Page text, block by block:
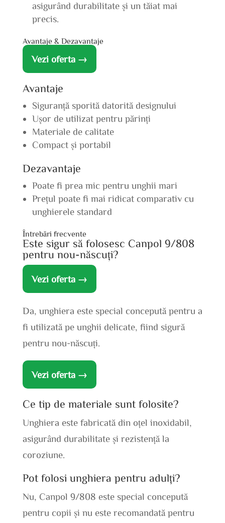
asigurând durabilitate și un tăiat mai
precis.
Avantaje & Dezavantaje
Vezi oferta →
Avantaje
Siguranță sporită datorită designului
Ușor de utilizat pentru părinți
Materiale de calitate
Compact și portabil
Dezavantaje
Poate fi prea mic pentru unghii mari
Prețul poate fi mai ridicat comparativ cu
unghierele standard
Întrebări frecvente
Este sigur să folosesc Canpol 9/808
pentru nou-născuți?
Vezi oferta →
Da, unghiera este special concepută pentru a
fi utilizată pe unghii delicate, fiind sigură
pentru nou-născuți.
Vezi oferta →
Ce tip de materiale sunt folosite?
Unghiera este fabricată din oțel inoxidabil,
asigurând durabilitate și rezistență la
coroziune.
Pot folosi unghiera pentru adulți?
Nu, Canpol 9/808 este special concepută
pentru copii și nu este recomandată pentru